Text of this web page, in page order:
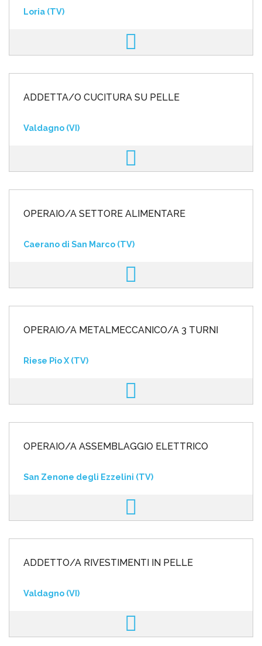
Loria (TV)
ADDETTA/O CUCITURA SU PELLE
Valdagno (VI)
OPERAIO/A SETTORE ALIMENTARE
Caerano di San Marco (TV)
OPERAIO/A METALMECCANICO/A 3 TURNI
Riese Pio X (TV)
OPERAIO/A ASSEMBLAGGIO ELETTRICO
San Zenone degli Ezzelini (TV)
ADDETTO/A RIVESTIMENTI IN PELLE
Valdagno (VI)